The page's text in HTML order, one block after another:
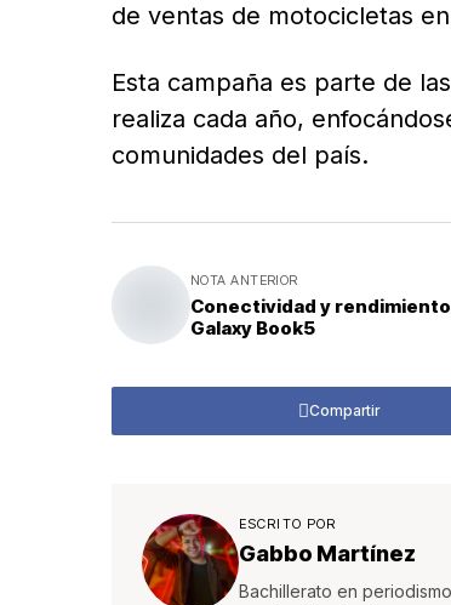
de ventas de motocicletas
Esta campaña es parte de
realiza cada año,
comunidades del país.
NOTA ANTERIOR
Conectividad y
Galaxy Book5
Compartir
ESCRITO POR
Gabbo Martínez
Bachillerato en